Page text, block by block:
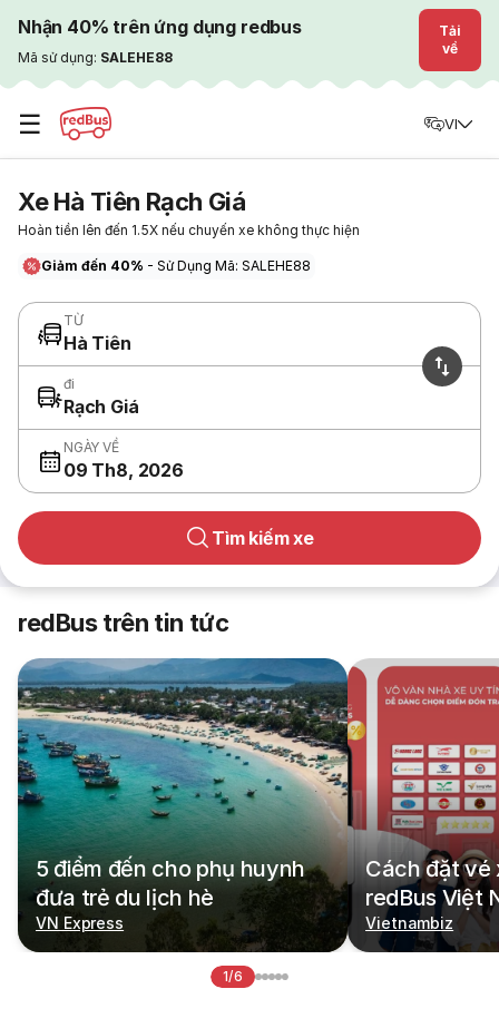
Nhận 40% trên ứng dụng redbus
Mã sử dụng: SALEHE88
Tải
về
☰ VI
Xe Hà Tiên Rạch Giá
Hoàn tiền lên đến 1.5X nếu chuyến xe không thực hiện
Giảm đến 40% - Sử Dụng Mã: SALEHE88
TỪ
Hà Tiên
đi
Rạch Giá
NGÀY VỀ
09 Th8, 2026
Tìm kiếm xe
redBus trên tin tức
5 điểm đến cho phụ huynh
đưa trẻ du lịch hè
VN Express
Cách đặt vé
redBus Việt
Vietnambiz
1/6